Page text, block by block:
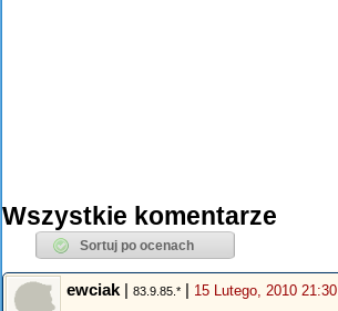
Wszystkie komentarze
ewciak | 83.9.85.* | 15 Lutego, 2010 21:30